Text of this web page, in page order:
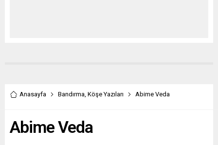
Anasayfa Bandırma Köşe Yazıları Abime Veda
Abime Veda